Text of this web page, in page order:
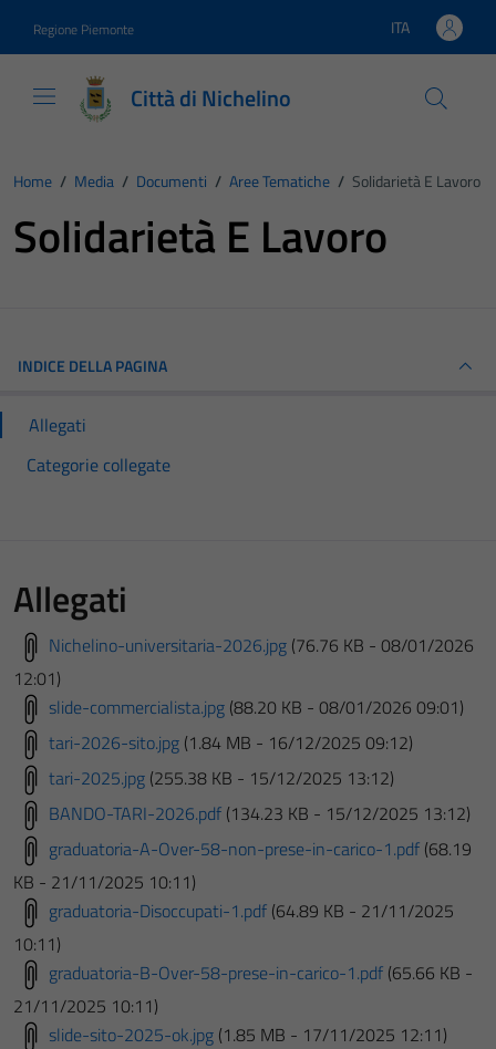
Regione Piemonte Lingua attiva:
ITA
Città di Nichelino
Home / Media / Documenti / Aree Tematiche / Solidarietà E Lavoro
Solidarietà E Lavoro
INDICE DELLA PAGINA
Allegati
Categorie collegate
Allegati
Nichelino-universitaria-2026.jpg (76.76 KB - 08/01/2026
12:01)
slide-commercialista.jpg (88.20 KB - 08/01/2026 09:01)
tari-2026-sito.jpg (1.84 MB - 16/12/2025 09:12)
tari-2025.jpg (255.38 KB - 15/12/2025 13:12)
BANDO-TARI-2026.pdf (134.23 KB - 15/12/2025 13:12)
graduatoria-A-Over-58-non-prese-in-carico-1.pdf (68.19
KB - 21/11/2025 10:11)
graduatoria-Disoccupati-1.pdf (64.89 KB - 21/11/2025
10:11)
graduatoria-B-Over-58-prese-in-carico-1.pdf (65.66 KB -
21/11/2025 10:11)
slide-sito-2025-ok.jpg (1.85 MB - 17/11/2025 12:11)